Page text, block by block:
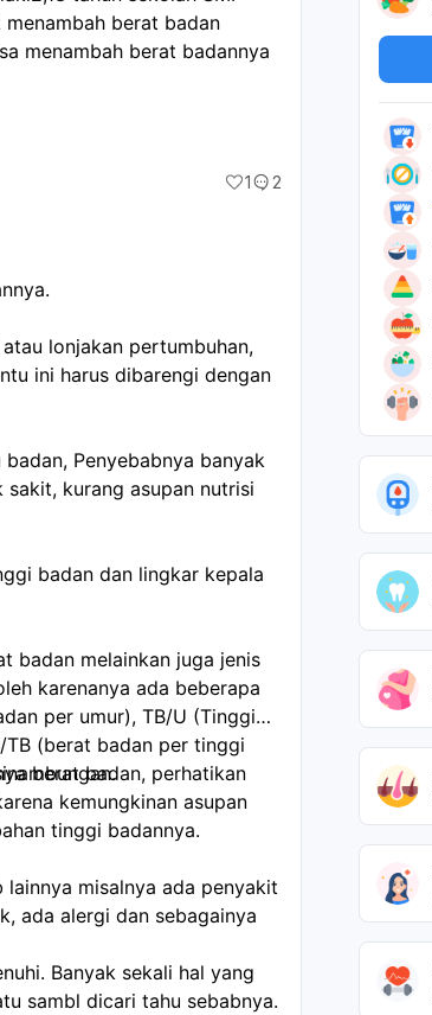
berat badan
menambah berat badannya
1 2
lonjakan pertumbuhan,
ini harus dibarengi dengan
Penyebabnya banyak
kurang asupan nutrisi
badan dan lingkar kepala
badan melainkan juga jenis
karenanya ada beberapa
per umur), TB/U (Tinggi
TB (berat badan per tinggi
berat badan, perhatikan
kemungkinan asupan
tinggi badannya.
lainnya misalnya ada penyakit
ada alergi dan sebagainya
Banyak sekali hal yang
sambl dicari tahu sebabnya.